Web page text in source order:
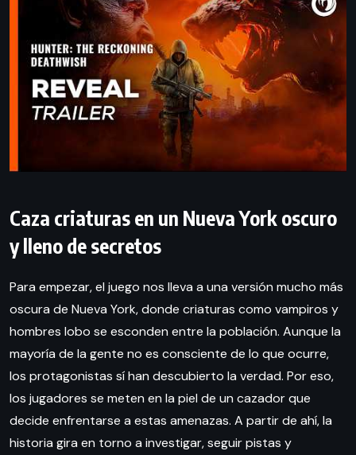
Caza criaturas en un Nueva York oscuro
y lleno de secretos
Para empezar, el juego nos lleva a una versión mucho más
oscura de Nueva York, donde criaturas como vampiros y
hombres lobo se esconden entre la población. Aunque la
mayoría de la gente no es consciente de lo que ocurre,
los protagonistas sí han descubierto la verdad. Por eso,
los jugadores se meten en la piel de un cazador que
decide enfrentarse a estas amenazas. A partir de ahí, la
historia gira en torno a investigar, seguir pistas y